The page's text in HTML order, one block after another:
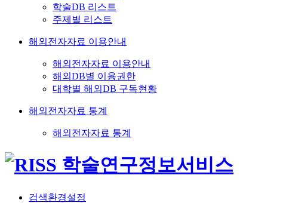
학술DB 리스트
주제별 리스트
해외전자자료 이용안내
해외전자자료 이용안내
해외DB별 이용권한
대학별 해외DB 구독현황
해외전자자료 통계
해외전자자료 통계
검색환경설정